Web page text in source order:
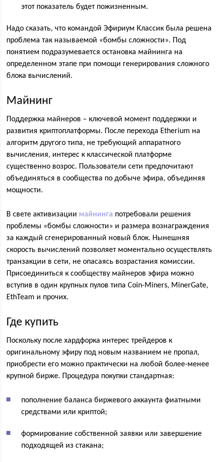
этот показатель будет пожизненным.
Надо сказать, что командой Эфириум Классик была решена
проблема так называемой «бомбы сложности». Под
понятием подразумевается остановка майнинга на
определенном этапе при помощи генерирования сложного
блока вычислений.
Майнинг
Поддержка майнеров – ключевой момент поддержки и
развития криптоплатформы. После перехода Etherium на
алгоритм другого типа, не требующий аппаратного
вычисления, интерес к классической платформе
существенно возрос. Пользователи сети предпочитают
объединяться в сообщества по добыче эфира, объединяя
мощности.
В свете активизации майнинга потребовали решения
проблемы «бомбы сложности» и размера вознаграждения
за каждый сгенерированный новый блок. Нынешняя
скорость вычислений позволяет моментально осуществлять
транзакции в сети, не опасаясь возрастания комиссии.
Присоединиться к сообществу майнеров эфира можно
вступив в один крупных пулов типа Coin-Miners, MinerGate,
EthTeam и прочих.
Где купить
Поскольку после хардфорка интерес трейдеров к
оригинальному эфиру под новым названием не пропал,
приобрести его можно практически на любой более-менее
крупной бирже. Процедура покупки стандартная:
пополнение баланса биржевого аккаунта фиатными
средствами или криптой;
формирование собственной заявки или завершение
подходящей из стакана;